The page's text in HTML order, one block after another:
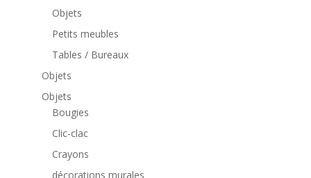
Objets
Petits meubles
Tables / Bureaux
Objets
Objets
Bougies
Clic-clac
Crayons
décorations murales